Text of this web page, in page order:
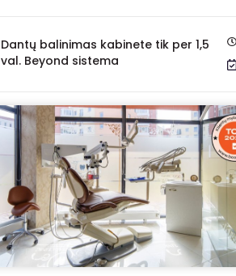
Dantų balinimas kabinete tik per 1,5
val. Beyond sistema